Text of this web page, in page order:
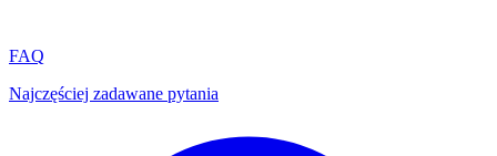
FAQ
Najczęściej zadawane pytania